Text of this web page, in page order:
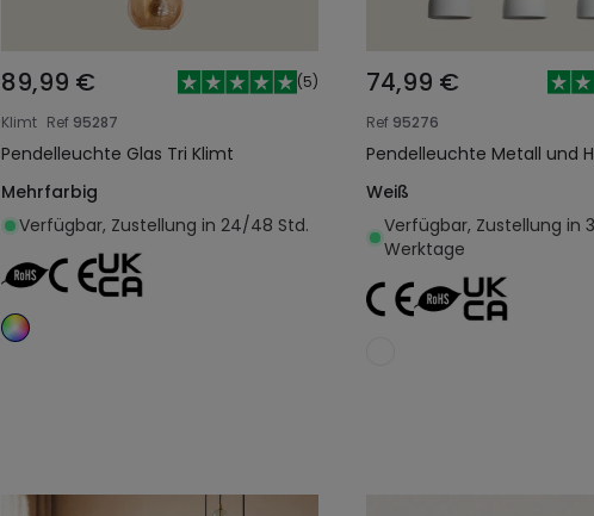
89,99 € (5)
Klimt Ref 95287
Pendelleuchte Glas Tri Klimt
Mehrfarbig
Verfügbar, Zustellung in 24/48 Std.
74,99 €
Ref 95276
Pendelleuchte Metall und
Weiß
Verfügbar, Zustellung in
Werktage